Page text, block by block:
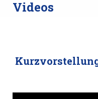
Videos